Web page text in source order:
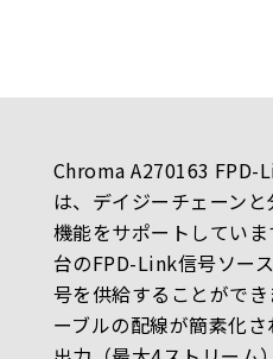
Chroma A270163 FPD-
は、デイジーチェーン
機能をサポートしてい
台のFPD-Link信号ソー
号を供給することがで
ーブルの配線が簡素化